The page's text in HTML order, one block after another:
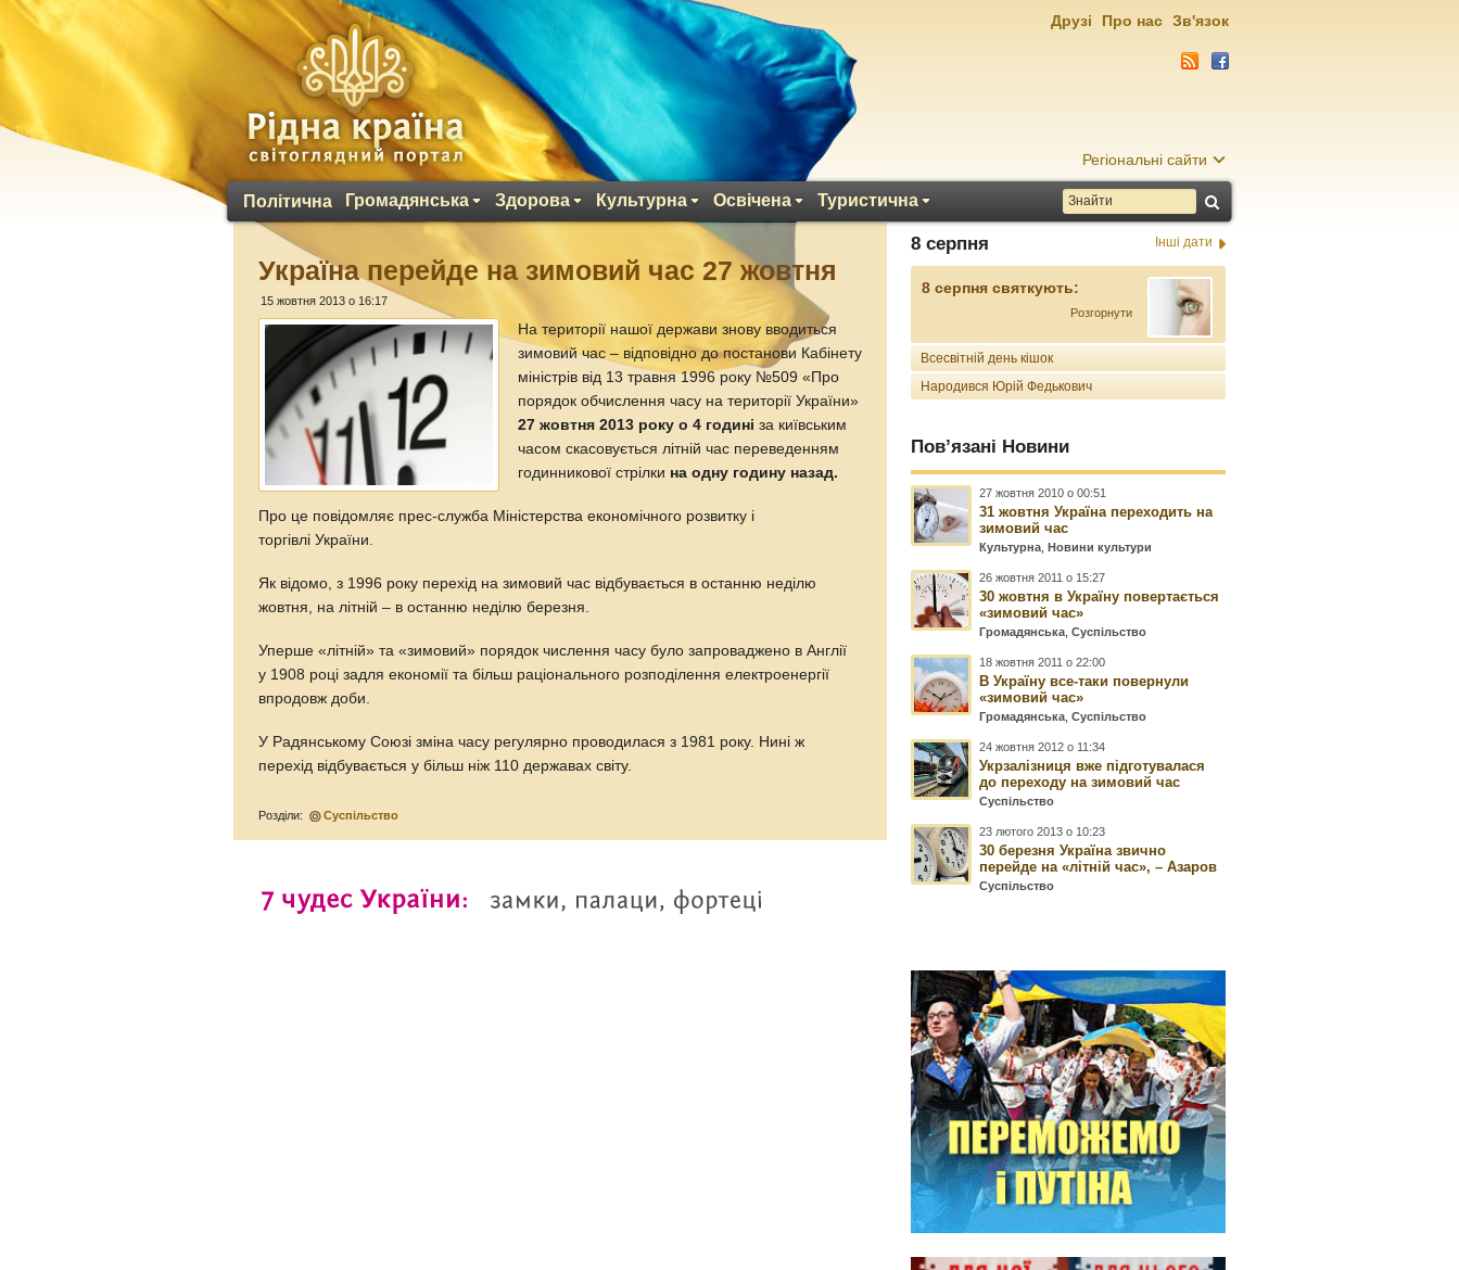
Регіональні сайти
Політична Громадянська Здорова Культурна Освічена Туристична
Друзі Про нас Зв'язок
Україна перейде на зимовий час 27 жовтня
15 жовтня 2013 о 16:17
На території нашої держави знову вводиться
зимовий час – відповідно до постанови Кабінету
міністрів від 13 травня 1996 року №509 «Про
порядок обчислення часу на території України»
27 жовтня 2013 року о 4 годині за київським
часом скасовується літній час переведенням
годинникової стрілки на одну годину назад.
Про це повідомляє прес-служба Міністерства економічного розвитку і
торгівлі України.
Як відомо, з 1996 року перехід на зимовий час відбувається в останню неділю
жовтня, на літній – в останню неділю березня.
Уперше «літній» та «зимовий» порядок числення часу було запроваджено в Англії
у 1908 році задля економії та більш раціонального розподілення електроенергії
впродовж доби.
У Радянському Союзі зміна часу регулярно проводилася з 1981 року. Нині ж
перехід відбувається у більш ніж 110 державах світу.
Розділи: Суспільство
8 серпня Інші дати
8 серпня святкують:
Розгорнути
Всесвітній день кішок
Народився Юрій Федькович
Пов’язані Новини
27 жовтня 2010 о 00:51
31 жовтня Україна переходить на
зимовий час
Культурна Новини культури
26 жовтня 2011 о 15:27
30 жовтня в Україну повертається
«зимовий час»
Громадянська ,Суспільство
18 жовтня 2011 о 22:00
В Україну все-таки повернули
«зимовий час»
Громадянська ,Суспільство
24 жовтня 2012 о 11:34
Укрзалізниця вже підготувалася
до переходу на зимовий час
Суспільство
23 лютого 2013 о 10:23
30 березня Україна звично
перейде на «літній час», – Азаров
Суспільство